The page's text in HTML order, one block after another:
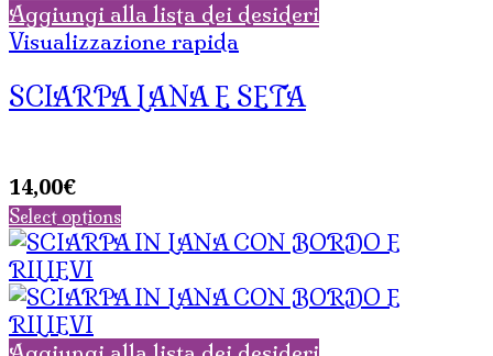
15,00€.10,50€.
Aggiungi alla lista dei desideri
Visualizzazione rapida
SCIARPA LANA E SETA
14,00€
Select options